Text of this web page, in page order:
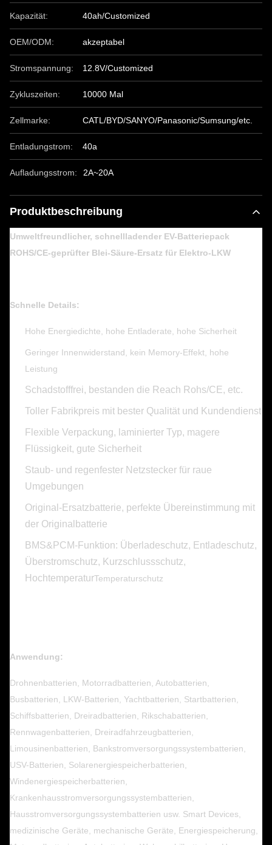
Kapazität: 40ah/Customized
OEM/ODM: akzeptabel
Stromspannung: 12.8V/Customized
Zykluszeiten: 10000 Mal
Zellmarke: CATL/BYD/SANYO/Panasonic/Sumsung/etc.
Entladungstrom: 40a
Aufladungsstrom: 2A~20A
Produktbeschreibung
Umweltfreundlicher, schnellladender EV-Batteriepack
ROHS/CE-geprüfter Blei-Säure-Ersatz für Elektro-LKW
Schnelle Details:
Hohe Energiedichte, hohe Entladerate, hohe Sicherheit
Geringer Innenwiderstand, kein Memory-Effekt, hohe
Leistung
Schadstofffrei, bestanden die Reach Rohs/CE, etc.
Toller Fabrikpreis mit bester Qualität und Kundendienst
Flexible Verpackung, laminierter Typ, magere
Flüssigkeit, gute Sicherheit
Staub- und regenfester Netzstecker für raue
Umgebungen
​​Original-Ersatzbatterie, perfekte Übereinstimmung mit
der Originalbatterie
BMS&PCM-Funktion: Überladeschutz, Entladeschutz,
Überstromschutz, Kurzschlussschutz,
HochtemperaturTemperaturschutz
Anwendung:
Drohnenbatterien, Motorradbatterien, Autobatterien,
Busbatterien, LKW-Batterien, Yachtbatterien, Startbatterien,
Schiffsbatterien, Dreiradbatterien, Rikschabatterien,
Rennwagenbatterien, Dreiradfahrzeugbatterien,
Limousinenbatterien, Bankstromversorgungssystembatterien,
USV-Batterien, Solarenergiespeicherbatterien,
Windenergiespeicherbatterien,
Krankenhausstromversorgungssystembatterien,
Hausstromversorgungssystembatterien usw. Smart Devices,
medizinische Geräte, mechanische Geräte, Energiespeicherung,